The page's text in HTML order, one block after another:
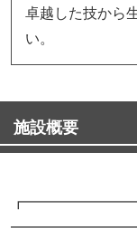
卓越した技から
い。
施設概要